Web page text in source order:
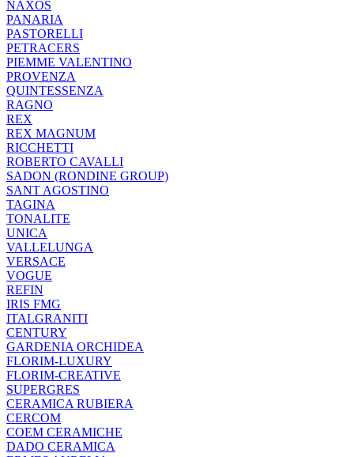
NAXOS
PANARIA
PASTORELLI
PETRACERS
PIEMME VALENTINO
PROVENZA
QUINTESSENZA
RAGNO
REX
REX MAGNUM
RICCHETTI
ROBERTO CAVALLI
SADON (RONDINE GROUP)
SANT AGOSTINO
TAGINA
TONALITE
UNICA
VALLELUNGA
VERSACE
VOGUE
REFIN
IRIS FMG
ITALGRANITI
CENTURY
GARDENIA ORCHIDEA
FLORIM-LUXURY
FLORIM-CREATIVE
SUPERGRES
CERAMICA RUBIERA
CERCOM
COEM CERAMICHE
DADO CERAMICA